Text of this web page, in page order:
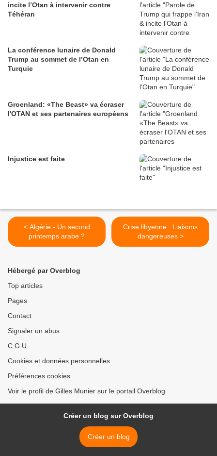
incite l’Otan à intervenir contre
Téhéran
La conférence lunaire de Donald
Trump au sommet de l’Otan en
Turquie
Groenland: «The Beast» va écraser
l'OTAN et ses partenaires européens
Injustice est faite
< Algérie - Un second
printemps arabe ?
Crise libyenne : Liaisons
dangereuses >
Hébergé par Overblog
Top articles
Pages
Contact
Signaler un abus
C.G.U.
Cookies et données personnelles
Préférences cookies
Voir le profil de Gilles Munier sur le portail Overblog
Créer un blog sur Overblog
Créer un blog